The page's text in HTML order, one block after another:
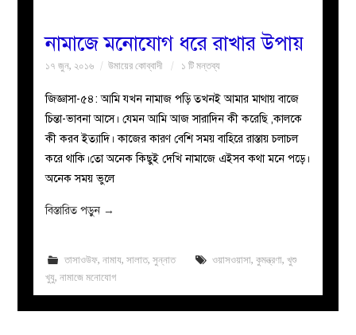
নামাজে মনোযোগ ধরে রাখার উপায়
১৭ জুন, ২০১৬ উমায়ের কোব্বাদী ১ টি মন্তব্য
জিজ্ঞাসা-৫৪: আমি যখন নামাজ পড়ি তখনই আমার মাথায় বাজে
চিন্তা-ভাবনা আসে। যেমন আমি আজ সারাদিন কী করেছি ,কালকে
কী করব ইত্যাদি। কাজের কারণ বেশি সময় বাহিরে রাস্তায় চলাচল
করে থাকি।তো অনেক কিছুই দেখি নামাজে এইসব কথা মনে পড়ে।
অনেক সময় ভুলে
বিস্তারিত পড়ুন →
তাসাওউফ, নামায, সালাত, সুন্নাত ওয়াসওয়াসা, কুমন্ত্রণা, খুশু
খুযু,নামাজে মনোযোগ